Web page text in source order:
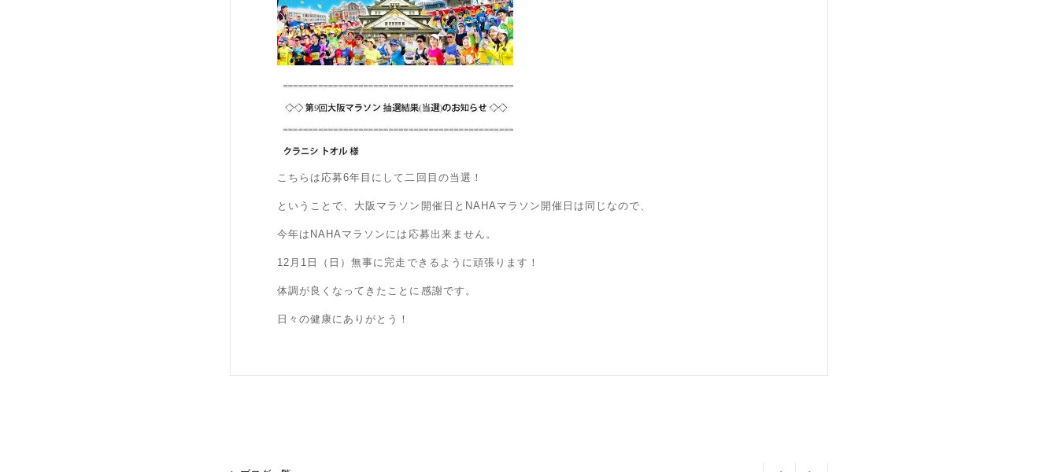
こちらは応募6年目にして二回目の当選！
ということで、大阪マラソン開催日とNAHAマラソン開催日は同じなので、
今年はNAHAマラソンには応募出来ません。
12月1日（日）無事に完走できるように頑張ります！
体調が良くなってきたことに感謝です。
日々の健康にありがとう！